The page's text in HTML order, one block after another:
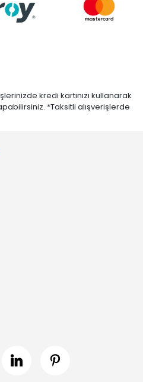
kredi kartınızı kullanarak
*Taksitli alışverişlerde